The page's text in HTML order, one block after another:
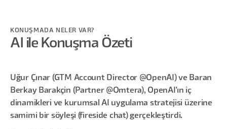
KONUŞMADA NELER VAR?
AI ile Konuşma Özeti
Uğur Çınar (GTM Account Director @OpenAI) ve Baran
Berkay Barakçin (Partner @Omtera), OpenAI'ın iç
dinamikleri ve kurumsal AI uygulama stratejisi üzerine
samimi bir söyleşi (fireside chat) gerçekleştirdi.